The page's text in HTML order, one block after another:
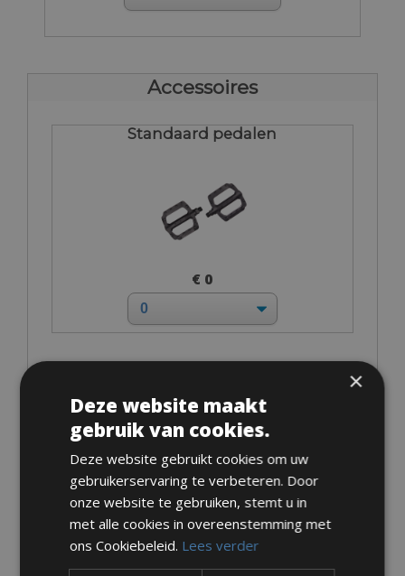
Accessoires
Standaard pedalen
€ 0
€ 0
×
Deze website maakt
gebruik van cookies.
Deze website gebruikt cookies om uw
gebruikerservaring te verbeteren. Door
onze website te gebruiken, stemt u in
met alle cookies in overeenstemming met
ons Cookiebeleid. Lees verder